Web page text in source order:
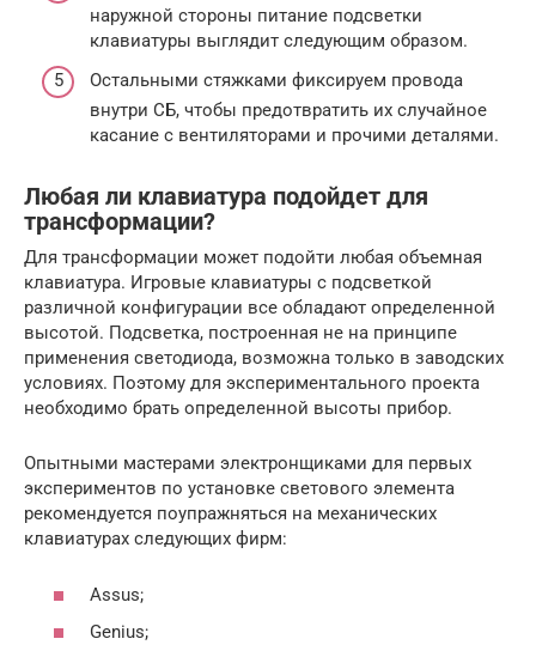
наружной стороны питание подсветки
клавиатуры выглядит следующим образом.
Остальными стяжками фиксируем провода
внутри СБ, чтобы предотвратить их случайное
касание с вентиляторами и прочими деталями.
Любая ли клавиатура подойдет для
трансформации?
Для трансформации может подойти любая объемная
клавиатура. Игровые клавиатуры с подсветкой
различной конфигурации все обладают определенной
высотой. Подсветка, построенная не на принципе
применения светодиода, возможна только в заводских
условиях. Поэтому для экспериментального проекта
необходимо брать определенной высоты прибор.
Опытными мастерами электронщиками для первых
экспериментов по установке светового элемента
рекомендуется поупражняться на механических
клавиатурах следующих фирм:
Assus;
Genius;